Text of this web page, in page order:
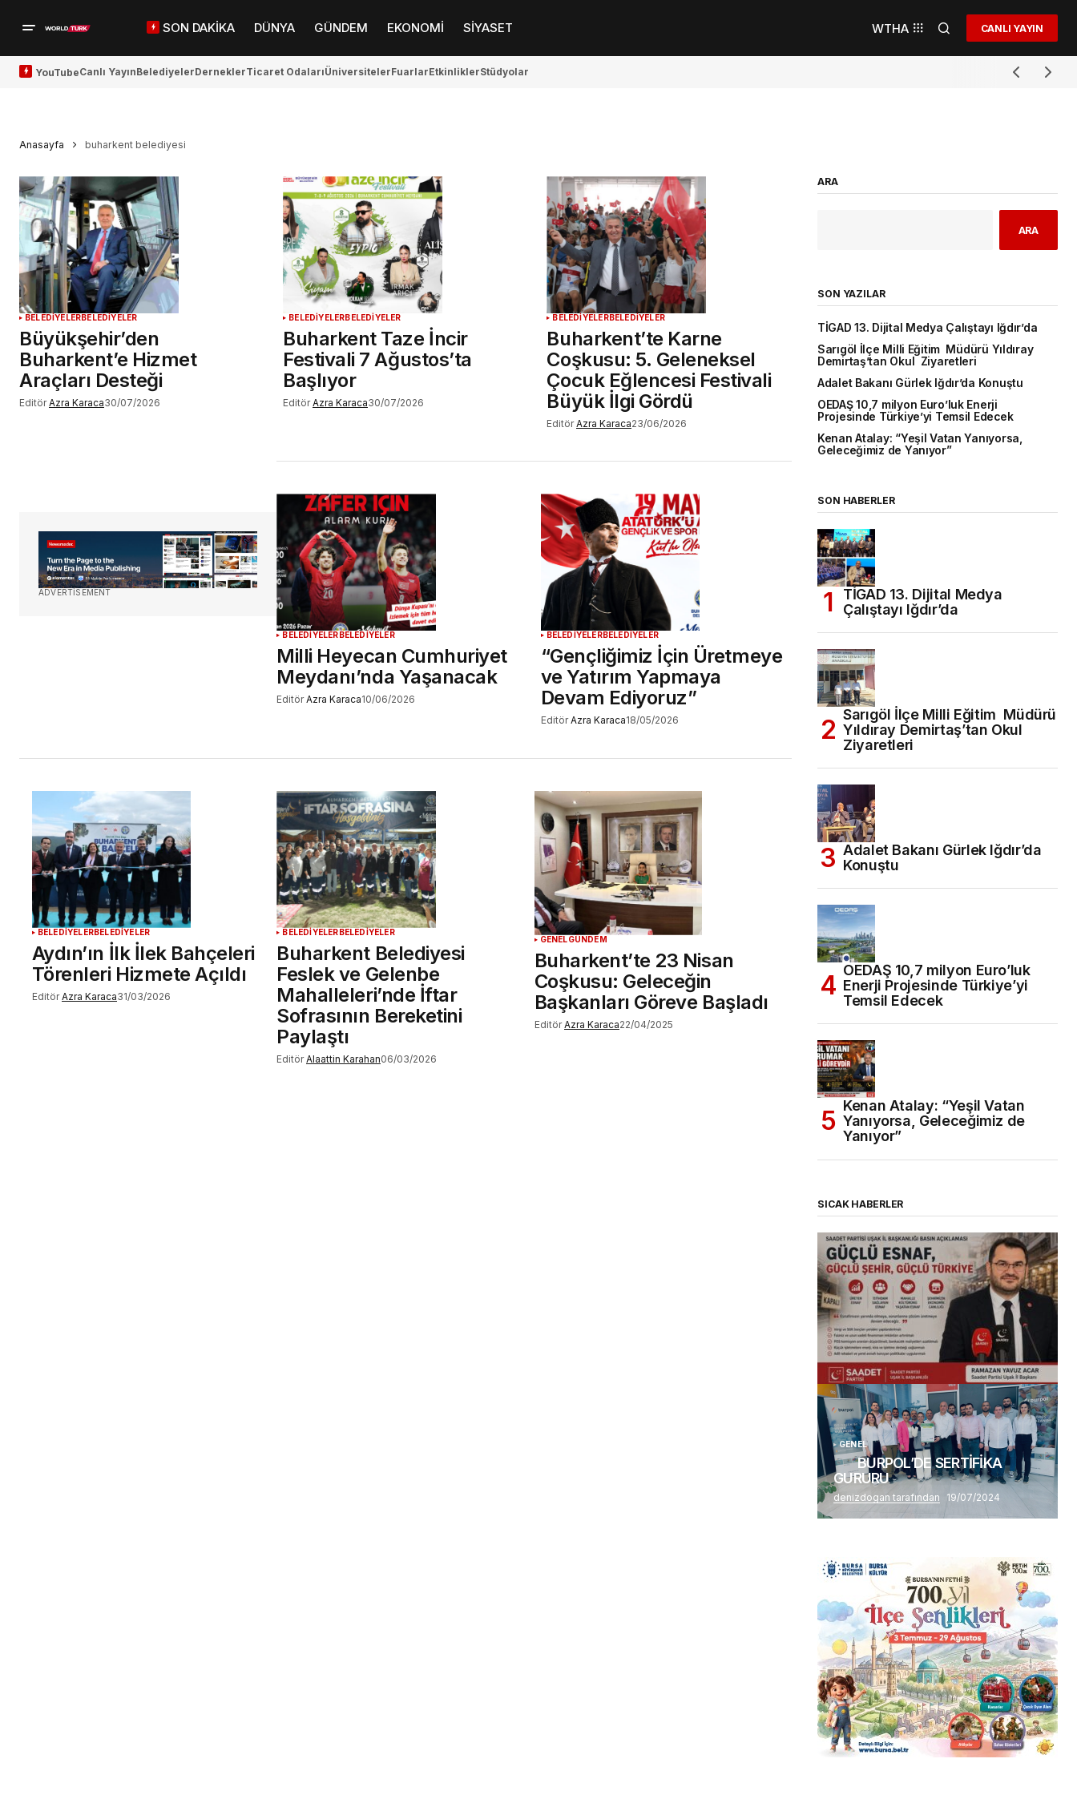
SON DAKİKA DÜNYA GÜNDEM EKONOMİ SİYASET WTHA CANLI YAYIN
YouTubeCanlı YayınBelediyelerDerneklerTicaret OdalarıÜniversitelerFuarlarEtkinliklerStüdyolar
Anasayfa buharkent belediyesi
BELEDİYELERBELEDİYELER
Büyükşehir’den
Buharkent’e Hizmet
Araçları Desteği
Editör Azra Karaca30/07/2026
BELEDİYELERBELEDİYELER
Buharkent Taze İncir
Festivali 7 Ağustos’ta
Başlıyor
Editör Azra Karaca30/07/2026
BELEDİYELERBELEDİYELER
Buharkent’te Karne
Coşkusu: 5. Geleneksel
Çocuk Eğlencesi Festivali
Büyük İlgi Gördü
Editör Azra Karaca23/06/2026
ADVERTISEMENT
BELEDİYELER BELEDİYELER
Milli Heyecan Cumhuriyet
Meydanı’nda Yaşanacak
Editör Azra Karaca10/06/2026
BELEDİYELERBELEDİYELER
“Gençliğimiz İçin Üretmeye
ve Yatırım Yapmaya
Devam Ediyoruz”
Editör Azra Karaca18/05/2026
BELEDİYELERBELEDİYELER
Aydın’ın İlk İlek Bahçeleri
Törenleri Hizmete Açıldı
Editör Azra Karaca31/03/2026
BELEDİYELERBELEDİYELER
Buharkent Belediyesi
Feslek ve Gelenbe
Mahalleleri’nde İftar
Sofrasının Bereketini
Paylaştı
Editör Alaattin Karahan06/03/2026
GENELGÜNDEM
Buharkent’te 23 Nisan
Coşkusu: Geleceğin
Başkanları Göreve Başladı
Editör Azra Karaca22/04/2025
ARA
ARA
SON YAZILAR
TİGAD 13. Dijital Medya Çalıştayı Iğdır’da
Sarıgöl İlçe Milli Eğitim Müdürü Yıldıray
Demirtaş’tan Okul Ziyaretleri
Adalet Bakanı Gürlek Iğdır’da Konuştu
OEDAŞ 10,7 milyon Euro’luk Enerji
Projesinde Türkiye’yi Temsil Edecek
Kenan Atalay: “Yeşil Vatan Yanıyorsa,
Geleceğimiz de Yanıyor”
SON HABERLER
TİGAD 13. Dijital Medya
Çalıştayı Iğdır’da
Sarıgöl İlçe Milli Eğitim Müdürü
Yıldıray Demirtaş’tan Okul
Ziyaretleri
Adalet Bakanı Gürlek Iğdır’da
Konuştu
OEDAŞ 10,7 milyon Euro’luk
Enerji Projesinde Türkiye’yi
Temsil Edecek
Kenan Atalay: “Yeşil Vatan
Yanıyorsa, Geleceğimiz de
Yanıyor”
SICAK HABERLER
(başlıksız)
Alaattin Karahan tarafından 14/07/2026
GENEL
BURPOL’DE SERTİFİKA
GURURU
denizdogan tarafından 19/07/2024